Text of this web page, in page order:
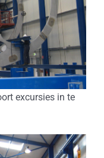
excursies in te